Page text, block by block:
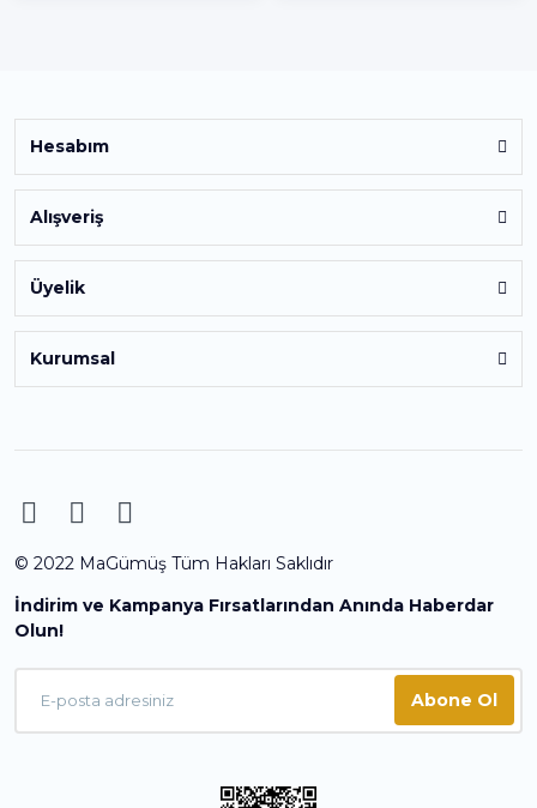
Hesabım
Alışveriş
Üyelik
Kurumsal
© 2022 MaGümüş Tüm Hakları Saklıdır
İndirim ve Kampanya Fırsatlarından Anında Haberdar
Olun!
Abone Ol